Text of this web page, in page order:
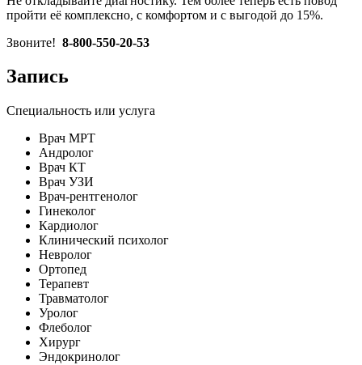
пройти её комплексно, с комфортом и с выгодой до 15%.
Звоните! 8-800-550-20-53
Запись
Специальность или услуга
Врач МРТ
Андролог
Врач КТ
Врач УЗИ
Врач-рентгенолог
Гинеколог
Кардиолог
Клинический психолог
Невролог
Ортопед
Терапевт
Травматолог
Уролог
Флеболог
Хирург
Эндокринолог